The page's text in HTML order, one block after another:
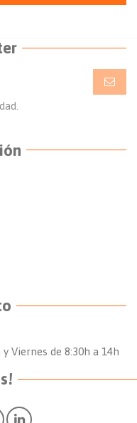
Viernes de 8:30h a 14h